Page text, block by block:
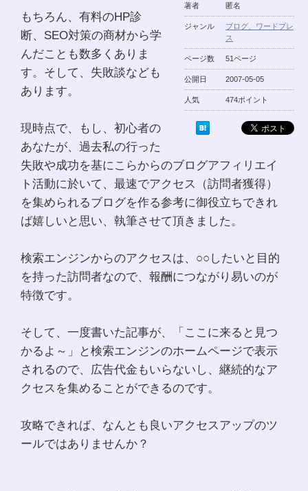
著者 匿名
ジャンル
ブログ、ワードプレ
ス
ページ数 51ページ
公開日 2007-05-05
人気 474ポイント
もちろん、有料のHP診
断、SEO対策の商材から学
んだことも数多くありま
す。そして、失敗談なども
あります。
現時点で、もし、初心者の
あなたが、過去私の行った
失敗や成功を基にこらからのブログアフィリエイ
ト活動に於いて、最速でアクセス（訪問者獲得）
を集められるブログを作る参考に御役立ちできれ
ば嬉しいと思い、執筆させて頂きました。
検索エンジンからのアクセスは、○○したいと目的
を持った訪問者なので、報酬につながり易いのが
特徴です。
そして、一度書いた記事が、「ここに来ると見つ
かるよ～」と検索エンジンのホームページで表示
されるので、広告代金もいらないし、継続的なア
クセスを集めることができるのです。
攻略できれば、なんとも良いアクセスアップのツ
ールではありませんか？